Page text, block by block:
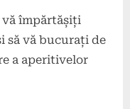
vă împărtășiți
să vă bucurați de
a aperitivelor